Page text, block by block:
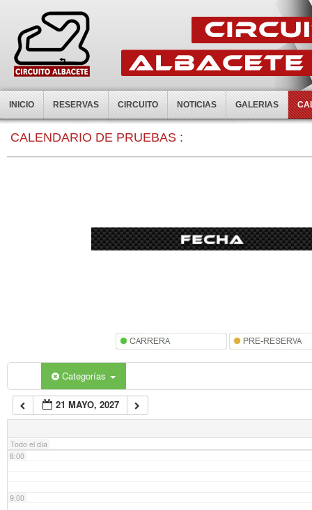
INICIO RESERVAS CIRCUITO NOTICIAS GALERIAS
CALENDARIO DE PRUEBAS :
Categorías
21 MAYO, 2027
Todo el día
0:00
7:00
8:00
9:00